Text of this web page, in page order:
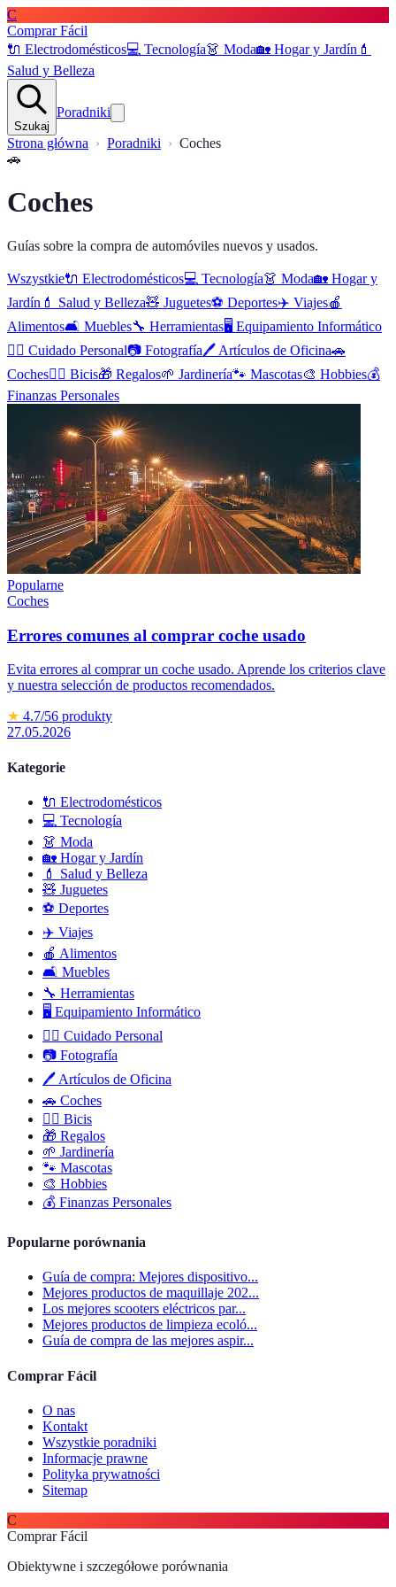
C
Comprar Fácil
🔌 Electrodomésticos💻 Tecnología👗 Moda🏡 Hogar y Jardín 💄
Salud y Belleza
Szukaj
Poradniki
Strona główna Poradniki
Coches
🚗
Coches
Guías sobre la compra de automóviles nuevos y usados.
Wszystkie🔌 Electrodomésticos💻 Tecnología👗 Moda🏡 Hogar y
Jardín 💄 Salud y Belleza🧸 Juguetes⚽ Deportes✈️ Viajes🍎
Alimentos🛋️ Muebles🔧 Herramientas🖥️ Equipamiento Informático
🧖‍♂️ Cuidado Personal📷 Fotografía🖊️ Artículos de Oficina🚗
Coches🚴‍♂️ Bicis🎁 Regalos🌱 Jardinería🐾 Mascotas🎨 Hobbies💰
Finanzas Personales
Popularne
Coches
Errores comunes al comprar coche usado
Evita errores al comprar un coche usado. Aprende los criterios clave
y nuestra selección de productos recomendados.
★ 4.7/56 produkty
27.05.2026
Kategorie
🔌 Electrodomésticos
💻 Tecnología
👗 Moda
🏡 Hogar y Jardín
💄
Salud y Belleza
🧸 Juguetes
⚽ Deportes
✈️ Viajes
🍎 Alimentos
🛋️ Muebles
🔧 Herramientas
🖥️ Equipamiento Informático
🧖‍♂️ Cuidado Personal
📷 Fotografía
🖊️ Artículos de Oficina
🚗 Coches
🚴‍♂️ Bicis
🎁 Regalos
🌱 Jardinería
🐾 Mascotas
🎨 Hobbies
💰 Finanzas Personales
Popularne porównania
Guía de compra: Mejores dispositivo...
Mejores productos de maquillaje 202...
Los mejores scooters eléctricos par...
Mejores productos de limpieza ecoló...
Guía de compra de las mejores aspir...
Comprar Fácil
O nas
Kontakt
Wszystkie poradniki
Informacje prawne
Polityka prywatności
Sitemap
C
Comprar Fácil
Obiektywne i szczegółowe porównania